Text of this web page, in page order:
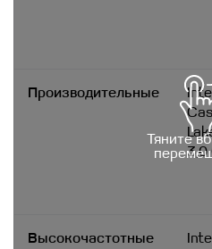
Производительные
3,0
Высокочастотные
Тяните